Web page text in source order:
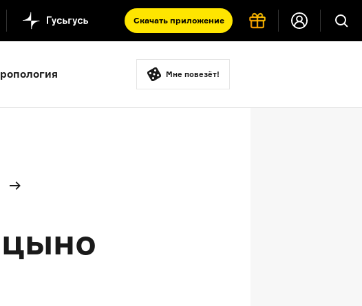
Скачать приложение
Что такое античность
Мне повезёт!